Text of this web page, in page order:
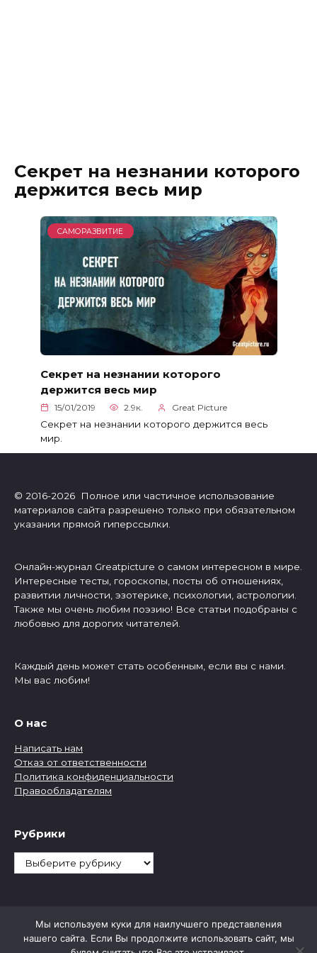
Секрет на незнании которого
держится весь мир
САМОРАЗВИТИЕ
Секрет на незнании которого
держится весь мир
15/01/2019 2.9к. Great Picture
Секрет на незнании которого держится весь
мир.
© 2016-2026 Полное или частичное использование
материалов сайта разрешено только при обязательном
указании прямой гиперссылки.
Онлайн-журнал Greatpicture о самом интересном в мире.
Интересные тесты, гороскопы, посты об отношениях,
развитии личности, эзотерике, психологии, астрологии.
Также мы очень любим поэзию! Все статьи подобраны с
любовью для дорогих читателей.
Каждый день может стать особенным, если вы с нами.
Мы вас любим!
О нас
Написать нам
Отказ от ответственности
Политика конфиденциальности
Правообладателям
Рубрики
Рубрики
Мы используем куки для наилучшего представления
нашего сайта. Если Вы продолжите использовать сайт, мы